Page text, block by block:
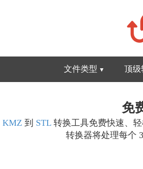
文件类型 顶级
免
KMZ 到 STL转换工具免费快速、
转换器将处理每个